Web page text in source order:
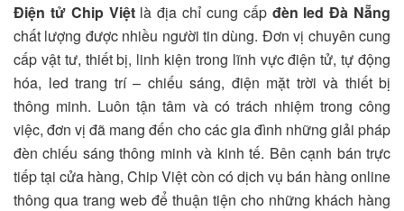
Điện tử Chip Việtlà địa chỉ cung cấpđèn led Đà Nẵng
chất lượng được nhiều người tin dùng. Đơn vị chuyên cung
cấp vật tư, thiết bị, linh kiện trong lĩnh vực điện tử, tự động
hóa, led trang trí – chiếu sáng, điện mặt trời và thiết bị
thông minh. Luôn tận tâm và có trách nhiệm trong công
việc, đơn vị đã mang đến cho các gia đình những giải pháp
đèn chiếu sáng thông minh và kinh tế. Bên cạnh bán trực
tiếp tại cửa hàng, Chip Việt còn có dịch vụ bán hàng online
thông qua trang web để thuận tiện cho những khách hàng